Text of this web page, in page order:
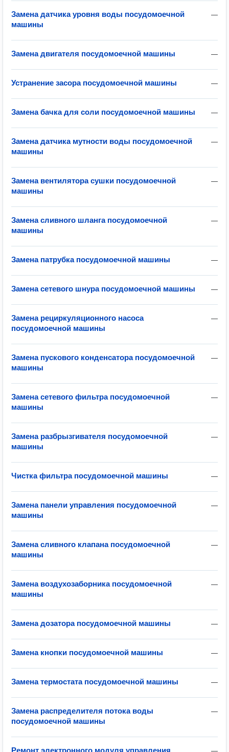
—
Замена датчика уровня воды посудомоечной
машины
—
Замена двигателя посудомоечной машины
—
Устранение засора посудомоечной машины
—
Замена бачка для соли посудомоечной машины
—
Замена датчика мутности воды посудомоечной
машины
—
Замена вентилятора сушки посудомоечной
машины
—
Замена сливного шланга посудомоечной
машины
—
Замена патрубка посудомоечной машины
—
Замена сетевого шнура посудомоечной машины
—
Замена рециркуляционного насоса
посудомоечной машины
—
Замена пускового конденсатора посудомоечной
машины
—
Замена сетевого фильтра посудомоечной
машины
—
Замена разбрызгивателя посудомоечной
машины
—
Чистка фильтра посудомоечной машины
—
Замена панели управления посудомоечной
машины
—
Замена сливного клапана посудомоечной
машины
—
Замена воздухозаборника посудомоечной
машины
—
Замена дозатора посудомоечной машины
—
Замена кнопки посудомоечной машины
—
Замена термостата посудомоечной машины
—
Замена распределителя потока воды
посудомоечной машины
Ремонт электронного модуля управления